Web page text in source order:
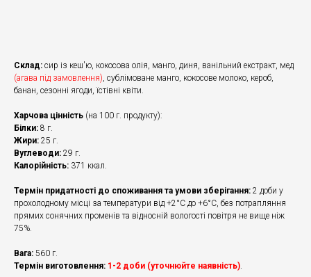
Склад: сир із кеш'ю, кокосова олія, манго, диня, ванільний екстракт, мед
(агава під замовлення), сублімоване манго, кокосове молоко, кероб,
банан, сезонні ягоди, їстівні квіти.
Харчова цінність (на 100 г. продукту):
Білки: 8 г.
Жири: 25 г.
Вуглеводи: 29 г.
Калорійність: 371 ккал.
Термін придатності до споживання та умови зберігання: 2 доби у
прохолодному місці за температури від +2°С до +6°С, без потрапляння
прямих сонячних променів та відносній вологості повітря не вище ніж
75%.
Вага: 560 г.
Термін виготовлення: 1-2 доби (уточнюйте наявність).